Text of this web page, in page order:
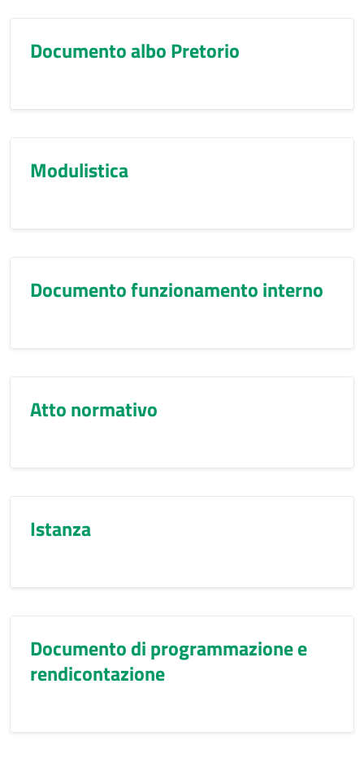
Documento albo Pretorio
Modulistica
Documento funzionamento interno
Atto normativo
Istanza
Documento di programmazione e
rendicontazione